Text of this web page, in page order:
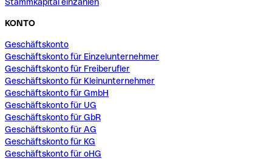
KONTO
Geschäftskonto
Geschäftskonto für Einzelunternehmer
Geschäftskonto für Freiberufler
Geschäftskonto für Kleinunternehmer
Geschäftskonto für GmbH
Geschäftskonto für UG
Geschäftskonto für GbR
Geschäftskonto für AG
Geschäftskonto für KG
Geschäftskonto für oHG